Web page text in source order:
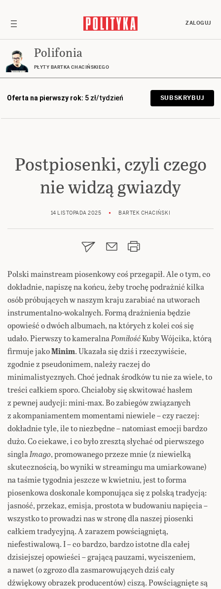
ZALOGUJ
Polifonia
PŁYTY BARTKA CHACIŃSKIEGO
Oferta na pierwszy rok: 5 zł/tydzień SUBSKRYBUJ
Postpiosenki, czyli czego
nie widzą gwiazdy
14 LISTOPADA 2025 BARTEK CHACIŃSKI
Polski mainstream piosenkowy coś przegapił. Ale o tym, co
dokładnie, napiszę na końcu, żeby trochę podrażnić kilka
osób próbujących w naszym kraju zarabiać na utworach
instrumentalno-wokalnych. Formą drażnienia będzie
opowieść o dwóch albumach, na których z kolei coś się
udało. Pierwszy to kameralnaPomiłośćKuby Wójcika, którą
firmuje jakoMinim. Ukazała się dziś i rzeczywiście,
zgodnie z pseudonimem, należy raczej do
minimalistycznych. Choć jednak środków tu nie za wiele, to
treści całkiem sporo. Chciałoby się skwitować hasłem
z pewnej audycji: mini-max. Bo zabiegów związanych
z akompaniamentem momentami niewiele – czy raczej:
dokładnie tyle, ile to niezbędne – natomiast emocji bardzo
dużo. Co ciekawe, i co było zresztą słychać od pierwszego
singlaImago, promowanego przeze mnie (z niewielką
skutecznością, bo wyniki w streamingu ma umiarkowane)
na taśmie tygodnia jeszcze w kwietniu, jest to forma
piosenkowa doskonale komponująca się z polską tradycją:
jasność, przekaz, emisja, prostota w budowaniu napięcia –
wszystko to prowadzi nas w stronę dla naszej piosenki
całkiem tradycyjną. A zarazem powściągniętą,
niefestiwalową. I – co bardzo, bardzo istotne dla całej
dzisiejszej opowieści – grającą pauzami, wyciszeniem,
a nawet (o zgrozo dla zasmarowujących dziś cały
dźwiękowy obrazek producentów) ciszą. Powściągnięte są